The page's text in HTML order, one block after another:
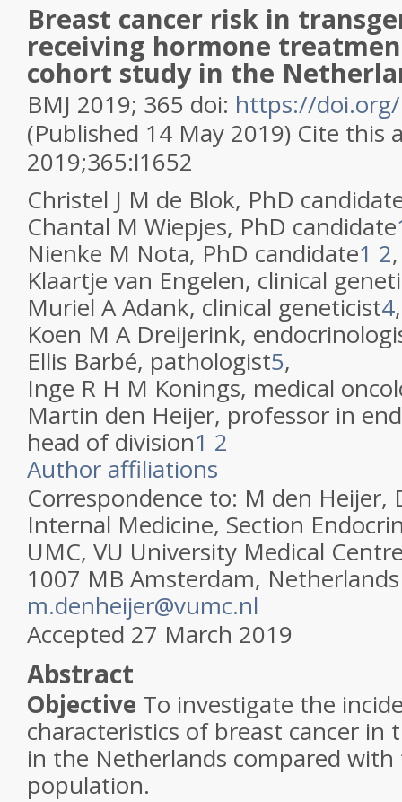
Breast cancer risk in
receiving hormone
cohort study in the
BMJ 2019; 365 doi: https://
(Published 14 May 2019) Cite this
2019;365:l1652
Christel J M de Blok, PhD
Chantal M Wiepjes, PhD candidate
Nienke M Nota, PhD candidate1 2
Klaartje van Engelen, clinical
Muriel A Adank, clinical geneticist4
Koen M A Dreijerink,
Ellis Barbé, pathologist5,
Inge R H M Konings, medical
Martin den Heijer, professor in
head of division1 2
Author affiliations
Correspondence to: M den
Internal Medicine, Section
UMC, VU University Medical
1007 MB Amsterdam, Netherlands
m.denheijer@vumc.nl
Accepted 27 March 2019
Abstract
Objective To investigate the
characteristics of breast cancer in
in the Netherlands compared
population.